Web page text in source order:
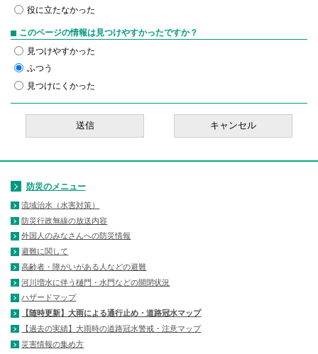
役に立たなかった
このページの情報は見つけやすかったですか？
見つけやすかった
ふつう
見つけにくかった
防災のメニュー
流域治水（水害対策）
防災行政無線の放送内容
外国人のみなさんへの防災情報
避難に関して
高齢者・障がいがある人などの避難
河川増水に伴う樋門・水門などの開閉状況
ハザードマップ
【随時更新】大雨による通行止め・道路冠水マップ
【過去の実績】大雨時の道路冠水警戒・注意マップ
災害情報の集め方